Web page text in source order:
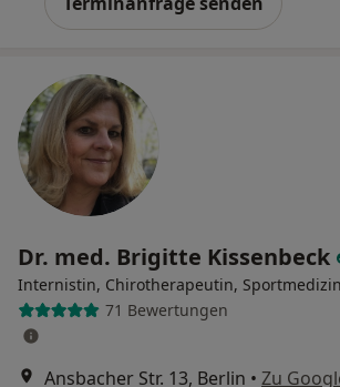
Dr. med. Brigitte Kissenbeck
Internistin, Chirotherapeutin,
71 Bewertungen
Ansbacher Str. 13, Berlin • Zu